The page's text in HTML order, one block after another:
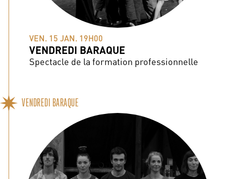
VEN. 15 JAN. 19H00
VENDREDI BARAQUE
Spectacle de la formation professionnelle
VENDREDI BARAQUE